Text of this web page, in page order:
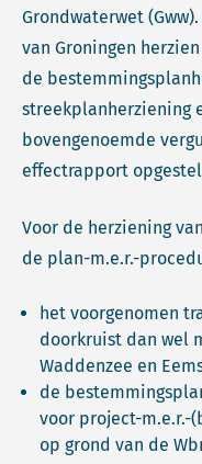
Grondwaterwet
van Groningen
de
streekplanherziening
bovengenoemde
effectrapport
Voor de herziening
de plan-m.e.r.-
het voorgenomen
doorkruist dan wel
Waddenzee en
de
voor project-m.e.r.-
op grond van de